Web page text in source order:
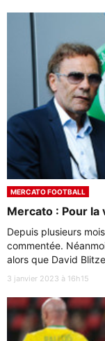
MERCATO FOOTBALL
Mercato : Pour la
Depuis plusieurs
commentée.
alors que David
3 janvier 2023 à 16h15